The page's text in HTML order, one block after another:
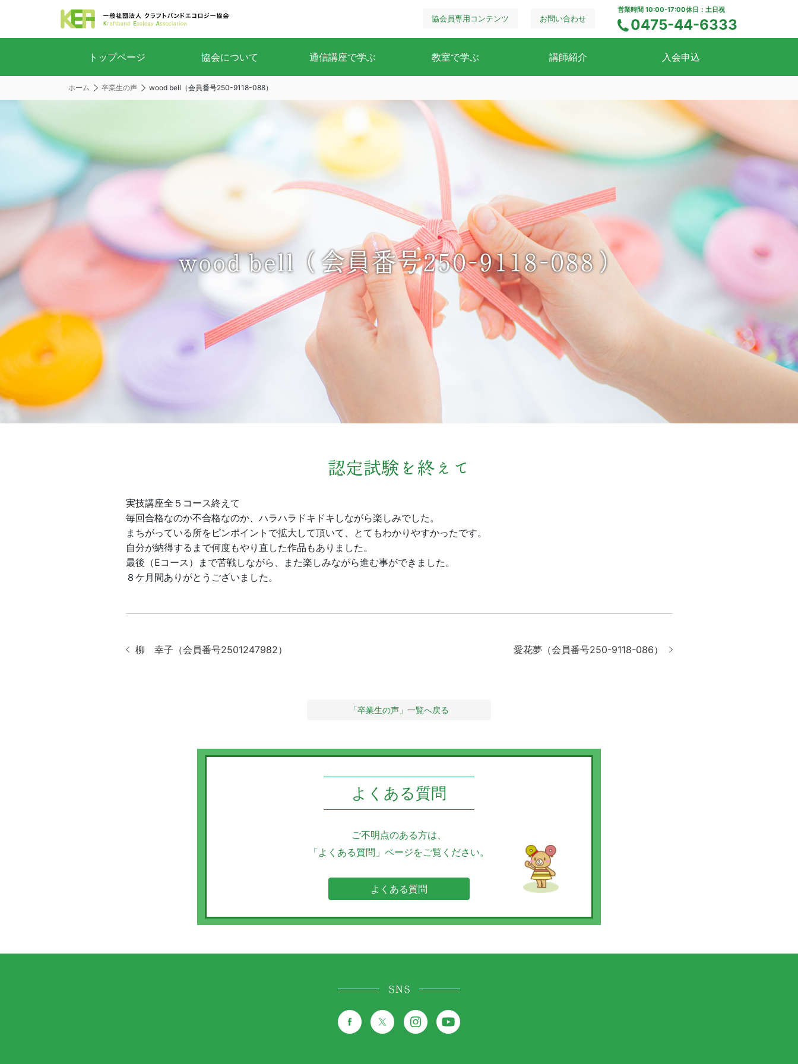
トップページ 協会について 通信講座で学ぶ 教室で学ぶ 講師紹介 入会申込
協会員専用コンテンツ お問い合わせ
電話でのお問い合わせ
0475-44-6333
営業時間 10:00-17:00休日：土日祝
ホーム 卒業生の声 wood bell（会員番号250-9118-088）
wood bell（会員番号250-9118-088）
認定試験を終えて
実技講座全５コース終えて
毎回合格なのか不合格なのか、ハラハラドキドキしながら楽しみでした。
まちがっている所をピンポイントで拡大して頂いて、とてもわかりやすかったです。
自分が納得するまで何度もやり直した作品もありました。
最後（Eコース）まで苦戦しながら、また楽しみながら進む事ができました。
８ケ月間ありがとうございました。
柳 幸子（会員番号2501247982） 愛花夢（会員番号250-9118-086）
「卒業生の声」一覧へ戻る
よくある質問
ご不明点のある方は、
「よくある質問」ページをご覧ください。
よくある質問
SNS